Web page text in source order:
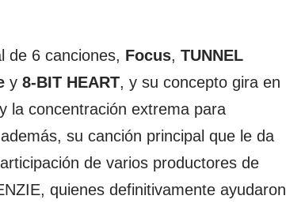
de 6 canciones, Focus, TUNNEL
y 8-BIT HEART, y su concepto gira en
la concentración extrema para
su canción principal que le da
de varios productores de
quienes definitivamente ayudaron